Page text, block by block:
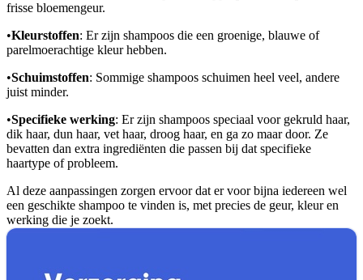
frisse bloemengeur.
•Kleurstoffen: Er zijn shampoos die een groenige, blauwe of
parelmoerachtige kleur hebben.
•Schuimstoffen: Sommige shampoos schuimen heel veel, andere
juist minder.
•Specifieke werking: Er zijn shampoos speciaal voor gekruld haar,
dik haar, dun haar, vet haar, droog haar, en ga zo maar door. Ze
bevatten dan extra ingrediënten die passen bij dat specifieke
haartype of probleem.
Al deze aanpassingen zorgen ervoor dat er voor bijna iedereen wel
een geschikte shampoo te vinden is, met precies de geur, kleur en
werking die je zoekt.